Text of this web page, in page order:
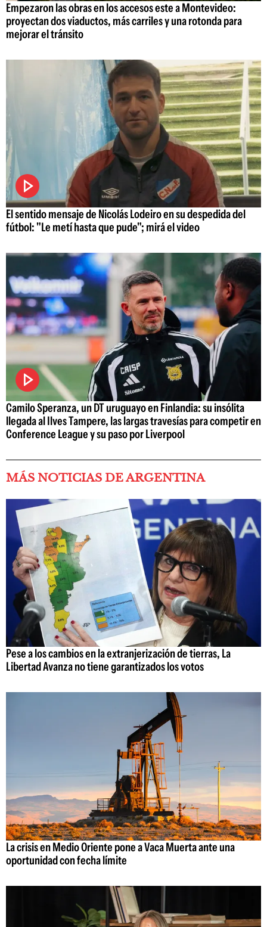
Empezaron las obras en los accesos este a Montevideo:
proyectan dos viaductos, más carriles y una rotonda para
mejorar el tránsito
El sentido mensaje de Nicolás Lodeiro en su despedida del
fútbol: "Le metí hasta que pude"; mirá el video
Camilo Speranza, un DT uruguayo en Finlandia: su insólita
llegada al Ilves Tampere, las largas travesías para competir en
Conference League y su paso por Liverpool
MÁS NOTICIAS DE ARGENTINA
Pese a los cambios en la extranjerización de tierras, La
Libertad Avanza no tiene garantizados los votos
La crisis en Medio Oriente pone a Vaca Muerta ante una
oportunidad con fecha límite